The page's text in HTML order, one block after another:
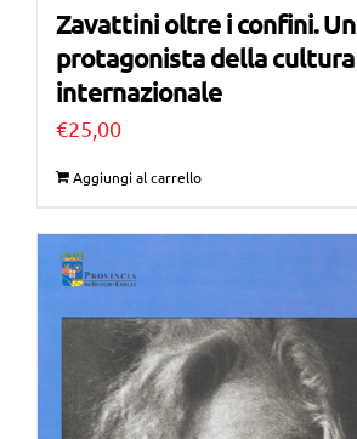
Zavattini oltre i confini. Un
protagonista della cultura
internazionale
€25,00
Aggiungi al carrello